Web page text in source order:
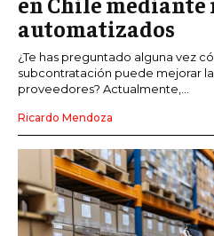
automatizados
¿Te has preguntado alguna vez
subcontratación puede mejorar
proveedores? Actualmente,...
Ricardo Mendoza